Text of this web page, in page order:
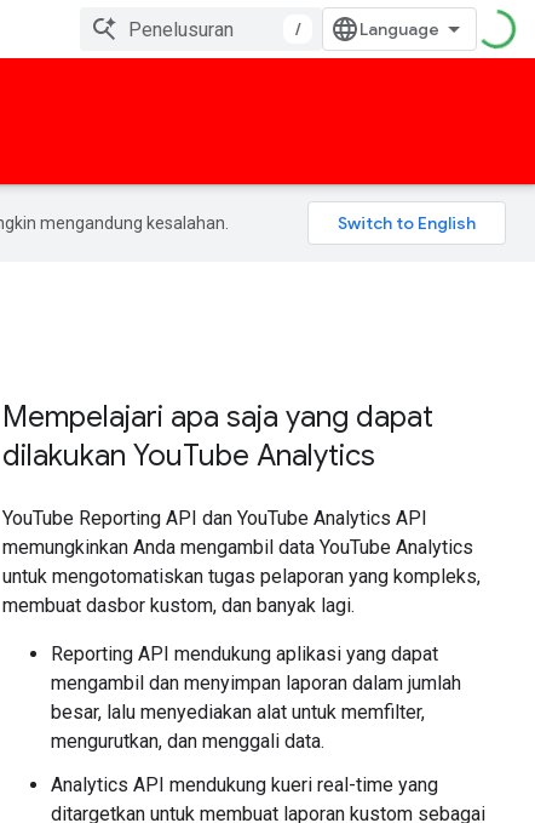
/
mengandung kesalahan.
Mempelajari apa saja yang dapat
dilakukan YouTube Analytics
YouTube Reporting API dan YouTube Analytics API
memungkinkan Anda mengambil data YouTube Analytics
untuk mengotomatiskan tugas pelaporan yang kompleks,
membuat dasbor kustom, dan banyak lagi.
Reporting API mendukung aplikasi yang dapat
mengambil dan menyimpan laporan dalam jumlah
besar, lalu menyediakan alat untuk memfilter,
mengurutkan, dan menggali data.
Analytics API mendukung kueri real-time yang
ditargetkan untuk membuat laporan kustom sebagai